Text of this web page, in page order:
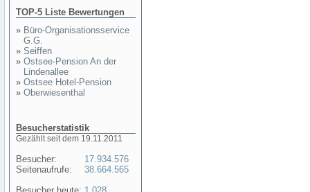
TOP-5 Liste Bewertungen
» Büro-Organisationsservice
G.G.
» Seiffen
» Ostsee-Pension An der
Lindenallee
» Ostsee Hotel-Pension
» Oberwiesenthal
Besucherstatistik
Gezählt seit dem 19.11.2011
Besucher:
Seitenaufrufe:
17.934.576
38.664.565